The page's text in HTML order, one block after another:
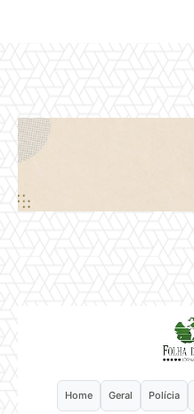
Home Geral Polícia